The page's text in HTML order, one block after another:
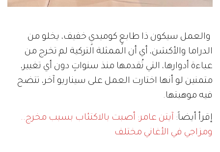
والعمل سيكون ذا طابعٍ كوميديٍ خفيف، يخلو من
الدراما والأكشن، أي أن الممثلة التركية لم تخرج من
عباءة أدوارها، التي تُقدمها منذ سنواتٍ دون أي تغيير،
متمنين لو أنها اختارت العمل على سيناريو آخر، تتضح
فيه موهبتها.
إقرأ أيضاً: آيتن عامر: أصبت بالاكتئاب بسبب مخرج..
ومزاجي في الأغاني مختلف